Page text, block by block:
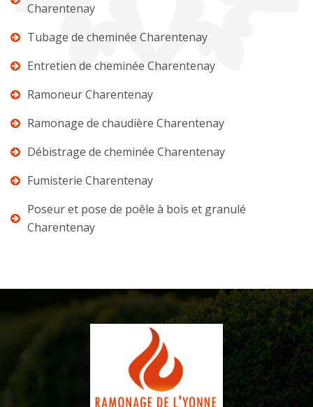
Charentenay
Tubage de cheminée Charentenay
Entretien de cheminée Charentenay
Ramoneur Charentenay
Ramonage de chaudière Charentenay
Débistrage de cheminée Charentenay
Fumisterie Charentenay
Poseur et pose de poêle à bois et granulé
Charentenay